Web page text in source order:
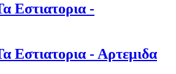
Εστιατορια -
Εστιατορια - Αρτεμιδα